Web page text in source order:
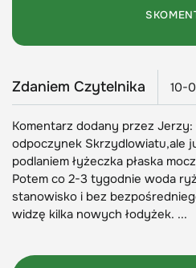
Zdaniem Czytelnika 10-
Komentarz dodany przez Jerzy:
odpoczynek Skrzydlowiatu,ale
podlaniem łyżeczka płaska
Potem co 2-3 tygodnie woda
stanowisko i bez
widzę kilka nowych łodyżek. ...